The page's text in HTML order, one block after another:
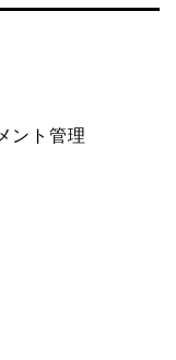
ント管理